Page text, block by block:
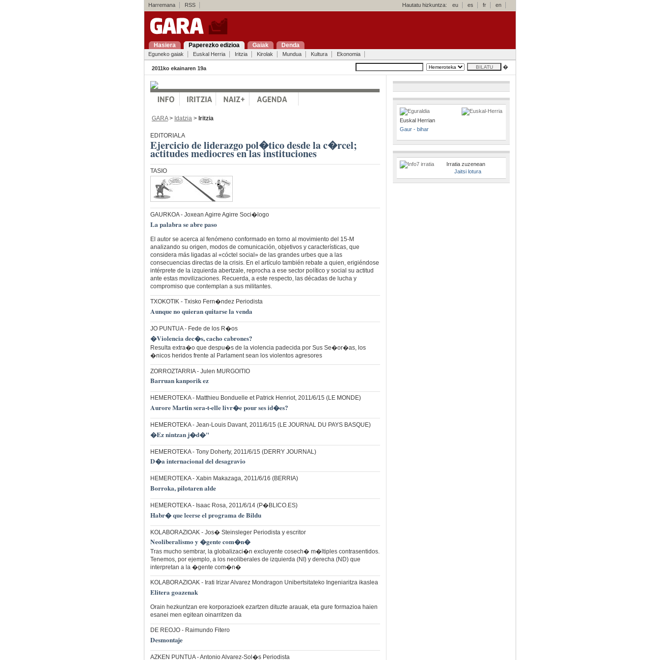
Harremana RSS Hautatu hizkuntza: eu es fr en
Hasiera Paperezko edizioa Gaiak Denda
Eguneko gaiak Euskal Herria Iritzia Kirolak Mundua Kultura Ekonomia
2011ko ekainaren 19a �
GARA> Idatzia > Iritzia
EDITORIALA
Ejercicio de liderazgo pol�tico desde la c�rcel;
actitudes mediocres en las instituciones
TASIO
GAURKOA- Joxean Agirre Agirre Soci�logo
La palabra se abre paso
El autor se acerca al fenómeno conformado en torno al movimiento del 15-M
analizando su origen, modos de comunicación, objetivos y características, que
considera más ligadas al «cóctel social» de las grandes urbes que a las
consecuencias directas de la crisis. En el artículo también rebate a quien, erigiéndose
intérprete de la izquierda abertzale, reprocha a ese sector político y social su actitud
ante estas movilizaciones. Recuerda, a este respecto, las décadas de lucha y
compromiso que contemplan a sus militantes.
TXOKOTIK- Txisko Fern�ndez Periodista
Aunque no quieran quitarse la venda
JO PUNTUA- Fede de los R�os
�Violencia dec�s, cacho cabrones?
Resulta extra�o que despu�s de la violencia padecida por Sus Se�or�as, los
�nicos heridos frente al Parlament sean los violentos agresores
ZORROZTARRIA- Julen MURGOITIO
Barruan kanporik ez
HEMEROTEKA- Matthieu Bonduelle et Patrick Henriot, 2011/6/15 (LE MONDE)
Aurore Martin sera-t-elle livr�e pour ses id�es?
HEMEROTEKA- Jean-Louis Davant, 2011/6/15 (LE JOURNAL DU PAYS BASQUE)
�Ez nintzan j�d�"
HEMEROTEKA- Tony Doherty, 2011/6/15 (DERRY JOURNAL)
D�a internacional del desagravio
HEMEROTEKA- Xabin Makazaga, 2011/6/16 (BERRIA)
Borroka, pilotaren alde
HEMEROTEKA- Isaac Rosa, 2011/6/14 (P�BLICO.ES)
Habr� que leerse el programa de Bildu
KOLABORAZIOAK - Jos� Steinsleger Periodista y escritor
Neoliberalismo y �gente com�n�
Tras mucho sembrar, la globalizaci�n excluyente cosech� m�ltiples contrasentidos.
Tenemos, por ejemplo, a los neoliberales de izquierda (NI) y derecha (ND) que
interpretan a la �gente com�n�
KOLABORAZIOAK- Irati Irizar Alvarez Mondragon Unibertsitateko Ingeniaritza ikaslea
Elitera goazenak
Orain hezkuntzan ere korporazioek ezartzen dituzte arauak, eta gure formazioa haien
esanei men egitean oinarritzen da
DE REOJO- Raimundo Fitero
Desmontaje
AZKEN PUNTUA- Antonio Alvarez-Sol�s Periodista
Euskal Herrian
Gaur - bihar
Irratia zuzenean
Jaitsi lotura